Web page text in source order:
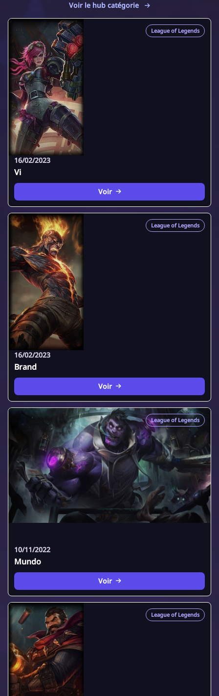
Voir le hub catégorie
League of Legends
16/02/2023
Vi
Voir
League of Legends
16/02/2023
Brand
Voir
League of Legends
10/11/2022
Mundo
Voir
League of Legends